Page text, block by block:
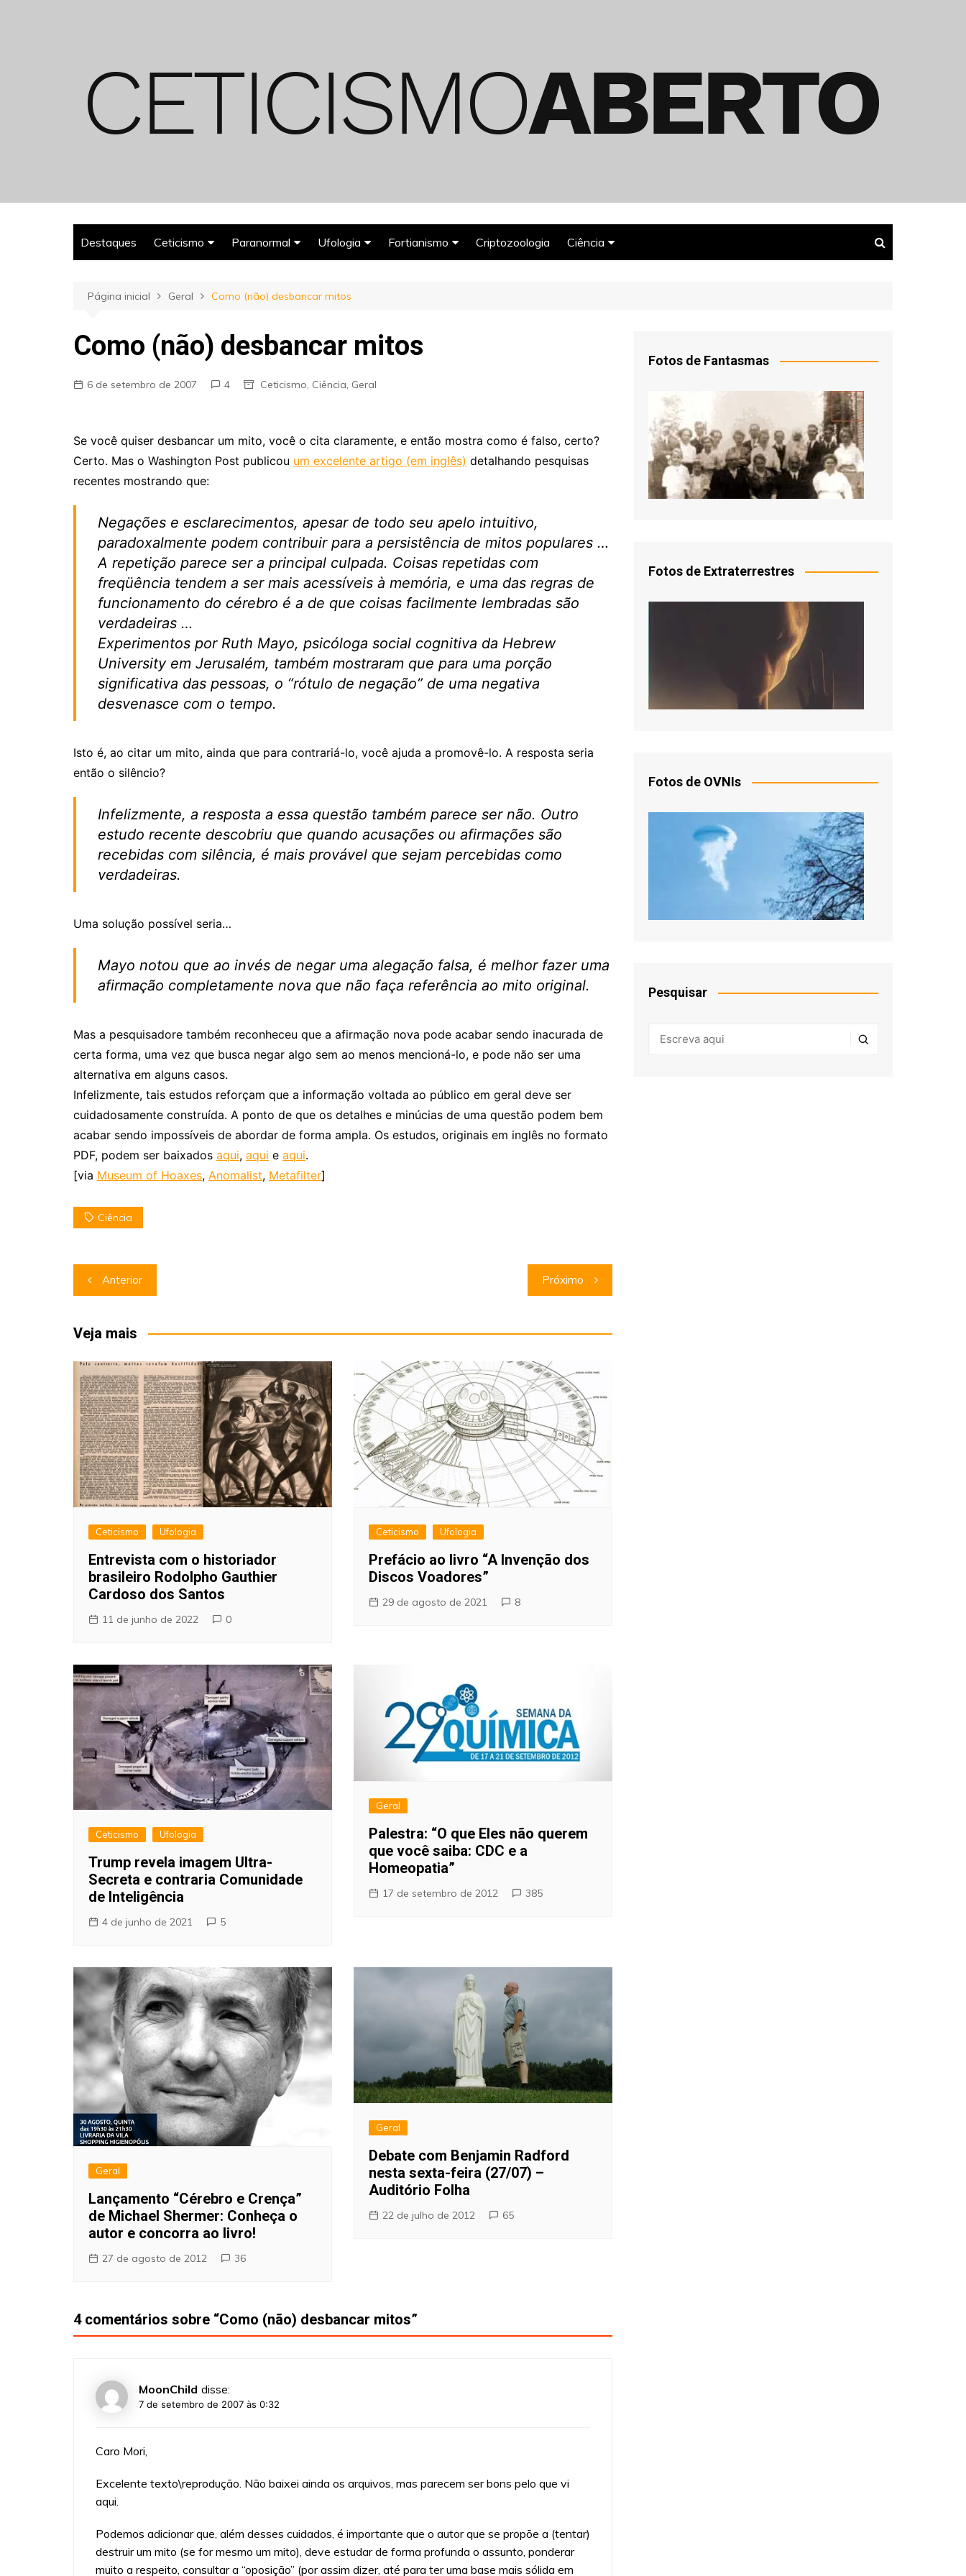
Destaques Ceticismo
Espiritualismo
Pareidolia
Paranormal Ufologia
Deuses Astronautas
Hipótese Psicossocial
Fortianismo Criptozoologia Ciência
Página inicial Geral Como (não) desbancar mitos
Como (não) desbancar mitos
6 de setembro de 2007 4 Ceticismo, Ciência, Geral
Se você quiser desbancar um mito, você o cita claramente, e então mostra como é falso, certo?
Certo. Mas o Washington Post publicou um excelente artigo (em inglês) detalhando pesquisas
recentes mostrando que:
Negações e esclarecimentos, apesar de todo seu apelo intuitivo,
paradoxalmente podem contribuir para a persistência de mitos populares …
A repetição parece ser a principal culpada. Coisas repetidas com
freqüência tendem a ser mais acessíveis à memória, e uma das regras de
funcionamento do cérebro é a de que coisas facilmente lembradas são
verdadeiras …
Experimentos por Ruth Mayo, psicóloga social cognitiva da Hebrew
University em Jerusalém, também mostraram que para uma porção
significativa das pessoas, o “rótulo de negação” de uma negativa
desvenasce com o tempo.
Isto é, ao citar um mito, ainda que para contrariá-lo, você ajuda a promovê-lo. A resposta seria
então o silêncio?
Infelizmente, a resposta a essa questão também parece ser não. Outro
estudo recente descobriu que quando acusações ou afirmações são
recebidas com silência, é mais provável que sejam percebidas como
verdadeiras.
Uma solução possível seria…
Mayo notou que ao invés de negar uma alegação falsa, é melhor fazer uma
afirmação completamente nova que não faça referência ao mito original.
Mas a pesquisadore também reconheceu que a afirmação nova pode acabar sendo inacurada de
certa forma, uma vez que busca negar algo sem ao menos mencioná-lo, e pode não ser uma
alternativa em alguns casos.
Infelizmente, tais estudos reforçam que a informação voltada ao público em geral deve ser
cuidadosamente construída. A ponto de que os detalhes e minúcias de uma questão podem bem
acabar sendo impossíveis de abordar de forma ampla. Os estudos, originais em inglês no formato
PDF, podem ser baixados aqui, aqui e aqui.
[via Museum of Hoaxes, Anomalist, Metafilter]
Ciência
Navegação
de
Post
Anterior Próximo
Veja mais
Ceticismo Ufologia
Entrevista com o historiador
brasileiro Rodolpho Gauthier
Cardoso dos Santos
11 de junho de 2022 0
Ceticismo Ufologia
Prefácio ao livro “A Invenção dos
Discos Voadores”
29 de agosto de 2021 8
Ceticismo Ufologia
Trump revela imagem Ultra-
Secreta e contraria Comunidade
de Inteligência
4 de junho de 2021 5
Geral
Palestra: “O que Eles não querem
que você saiba: CDC e a
Homeopatia”
17 de setembro de 2012 385
Geral
Lançamento “Cérebro e Crença”
de Michael Shermer: Conheça o
autor e concorra ao livro!
27 de agosto de 2012 36
Geral
Debate com Benjamin Radford
nesta sexta-feira (27/07) –
Auditório Folha
22 de julho de 2012 65
4 comentários sobre “Como (não) desbancar mitos”
MoonChild disse:
7 de setembro de 2007 às 0:32
Caro Mori,
Excelente texto\reprodução. Não baixei ainda os arquivos, mas parecem ser bons pelo que vi
aqui.
Podemos adicionar que, além desses cuidados, é importante que o autor que se propõe a (tentar)
destruir um mito (se for mesmo um mito), deve estudar de forma profunda o assunto, ponderar
muito a respeito, consultar a “oposição” (por assim dizer, até para ter uma base mais sólida em
Fotos de Fantasmas
Fotos de Extraterrestres
Fotos de OVNIs
Pesquisar